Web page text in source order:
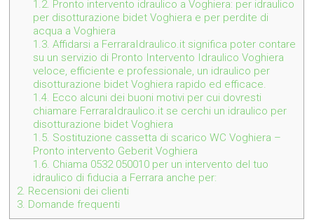
1.2. Pronto intervento idraulico a Voghiera: per idraulico
per disotturazione bidet Voghiera e per perdite di
acqua a Voghiera
1.3. Affidarsi a FerraraIdraulico.it significa poter contare
su un servizio di Pronto Intervento Idraulico Voghiera
veloce, efficiente e professionale, un idraulico per
disotturazione bidet Voghiera rapido ed efficace.
1.4. Ecco alcuni dei buoni motivi per cui dovresti
chiamare FerraraIdraulico.it se cerchi un idraulico per
disotturazione bidet Voghiera
1.5. Sostituzione cassetta di scarico WC Voghiera –
Pronto intervento Geberit Voghiera
1.6. Chiama 0532 050010 per un intervento del tuo
idraulico di fiducia a Ferrara anche per:
2. Recensioni dei clienti
3. Domande frequenti